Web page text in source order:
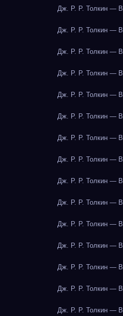
Дж. Р. Р. Толкин —
Дж. Р. Р. Толкин —
Дж. Р. Р. Толкин —
Дж. Р. Р. Толкин —
Дж. Р. Р. Толкин —
Дж. Р. Р. Толкин —
Дж. Р. Р. Толкин —
Дж. Р. Р. Толкин —
Дж. Р. Р. Толкин —
Дж. Р. Р. Толкин —
Дж. Р. Р. Толкин —
Дж. Р. Р. Толкин —
Дж. Р. Р. Толкин —
Дж. Р. Р. Толкин —
Дж. Р. Р. Толкин —